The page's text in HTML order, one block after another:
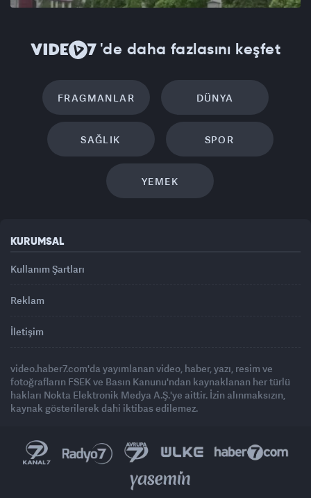
'de daha fazlasını keşfet
FRAGMANLAR DÜNYA
SAĞLIK SPOR
YEMEK
KURUMSAL
Kullanım Şartları
Reklam
İletişim
video.haber7.com'da yayımlanan video, haber, yazı, resim ve
fotoğrafların FSEK ve Basın Kanunu'ndan kaynaklanan her türlü
hakları Nokta Elektronik Medya A.Ş.'ye aittir. İzin alınmaksızın,
kaynak gösterilerek dahi iktibas edilemez.